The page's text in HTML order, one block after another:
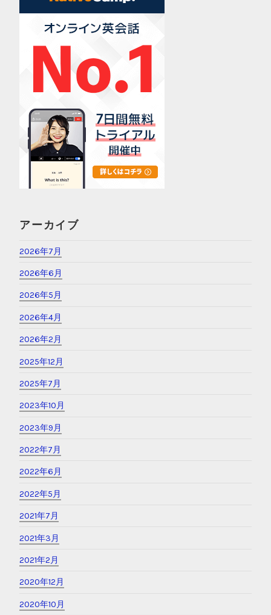
アーカイブ
2026年7月
2026年6月
2026年5月
2026年4月
2026年2月
2025年12月
2025年7月
2023年10月
2023年9月
2022年7月
2022年6月
2022年5月
2021年7月
2021年3月
2021年2月
2020年12月
2020年10月